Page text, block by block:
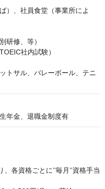
）、社員食堂（事業所によ
研修、等）
社内試験）
トサル、バレーボール、テニ
年金、退職金制度有
各資格ごとに’’毎月’’資格手当